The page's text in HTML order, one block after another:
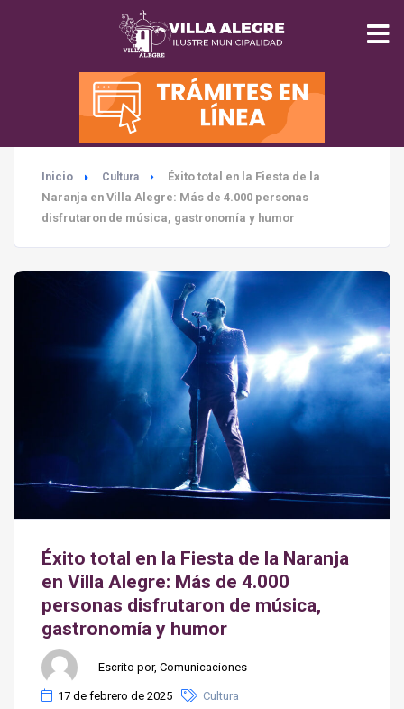
INICIO
MUNICIPALIDAD
SEGURIDAD
TURISMO
MEDIO AMBIENTE
Inicio Cultura
Éxito total en la Fiesta de la
Naranja en Villa Alegre: Más de 4.000 personas
disfrutaron de música, gastronomía y humor
Éxito total en la Fiesta de la Naranja
en Villa Alegre: Más de 4.000
personas disfrutaron de música,
gastronomía y humor
Escrito por, Comunicaciones
17 de febrero de 2025
Cultura